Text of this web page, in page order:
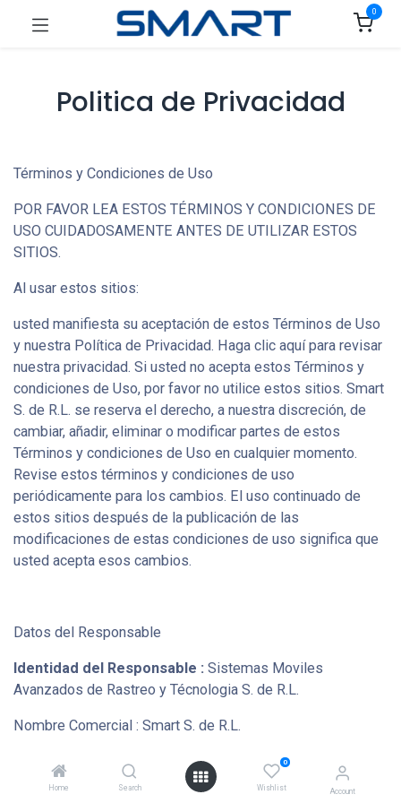
Home Search
0
Wishlist Account
0
Politica de Privacidad
Términos y Condiciones de Uso
POR FAVOR LEA ESTOS TÉRMINOS Y CONDICIONES DE
USO CUIDADOSAMENTE ANTES DE UTILIZAR ESTOS
SITIOS.
Al usar estos sitios:
usted manifiesta su aceptación de estos Términos de Uso
y nuestra Política de Privacidad. Haga clic aquí para revisar
nuestra privacidad. Si usted no acepta estos Términos y
condiciones de Uso, por favor no utilice estos sitios. Smart
S. de R.L. se reserva el derecho, a nuestra discreción, de
cambiar, añadir, eliminar o modificar partes de estos
Términos y condiciones de Uso en cualquier momento.
Revise estos términos y condiciones de uso
periódicamente para los cambios. El uso continuado de
estos sitios después de la publicación de las
modificaciones de estas condiciones de uso significa que
usted acepta esos cambios.
Datos del Responsable
Identidad del Responsable : Sistemas Moviles
Avanzados de Rastreo y Técnologia S. de R.L.
Nombre Comercial : Smart S. de R.L.
RTN: 05019009233860
Direccion : Col. Smith 7 Calle 6 y 7 Ave # 637 NE, San